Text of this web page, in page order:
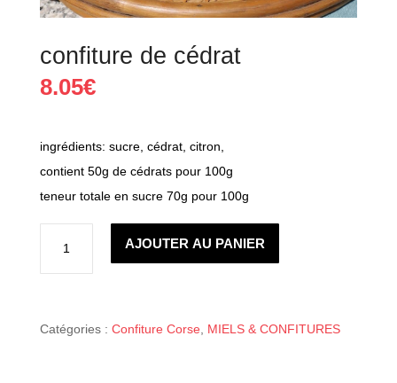
confiture de cédrat
8.05€
ingrédients: sucre, cédrat, citron,
contient 50g de cédrats pour 100g
teneur totale en sucre 70g pour 100g
quantité
confiture
cédrat
AJOUTER AU PANIER
Catégories : Confiture Corse, MIELS & CONFITURES